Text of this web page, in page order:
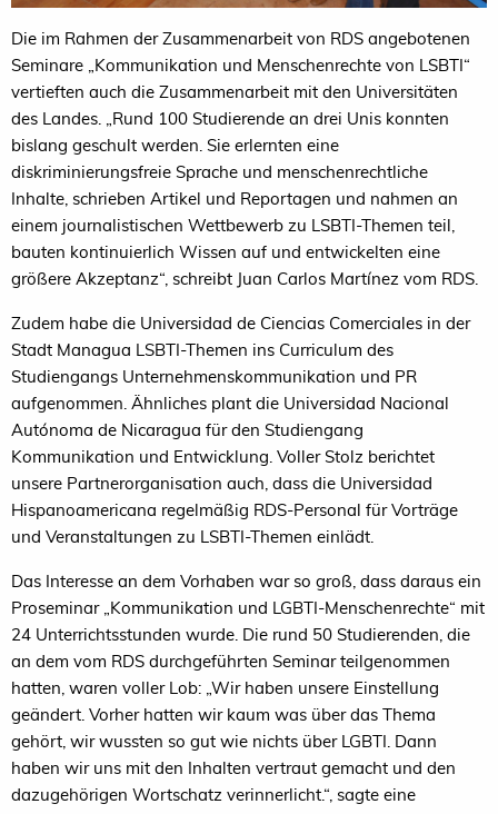
Die im Rahmen der Zusammenarbeit von RDS angebotenen
Seminare „Kommunikation und Menschenrechte von LSBTI“
vertieften auch die Zusammenarbeit mit den Universitäten
des Landes. „Rund 100 Studierende an drei Unis konnten
bislang geschult werden. Sie erlernten eine
diskriminierungsfreie Sprache und menschenrechtliche
Inhalte, schrieben Artikel und Reportagen und nahmen an
einem journalistischen Wettbewerb zu LSBTI-Themen teil,
bauten kontinuierlich Wissen auf und entwickelten eine
größere Akzeptanz“, schreibt Juan Carlos Martínez vom RDS.
Zudem habe die Universidad de Ciencias Comerciales in der
Stadt Managua LSBTI-Themen ins Curriculum des
Studiengangs Unternehmenskommunikation und PR
aufgenommen. Ähnliches plant die Universidad Nacional
Autónoma de Nicaragua für den Studiengang
Kommunikation und Entwicklung. Voller Stolz berichtet
unsere Partnerorganisation auch, dass die Universidad
Hispanoamericana regelmäßig RDS-Personal für Vorträge
und Veranstaltungen zu LSBTI-Themen einlädt.
Das Interesse an dem Vorhaben war so groß, dass daraus ein
Proseminar „Kommunikation und LGBTI-Menschenrechte“ mit
24 Unterrichtsstunden wurde. Die rund 50 Studierenden, die
an dem vom RDS durchgeführten Seminar teilgenommen
hatten, waren voller Lob: „Wir haben unsere Einstellung
geändert. Vorher hatten wir kaum was über das Thema
gehört, wir wussten so gut wie nichts über LGBTI. Dann
haben wir uns mit den Inhalten vertraut gemacht und den
dazugehörigen Wortschatz verinnerlicht.“, sagte eine